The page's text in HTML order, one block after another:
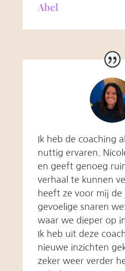
Abel
Ik heb de coaching
nuttig ervaren.
en geeft genoeg
verhaal te kunnen
heeft ze voor mij de
gevoelige snaren
waar we dieper op
Ik heb uit deze
nieuwe inzichten
zeker weer verder